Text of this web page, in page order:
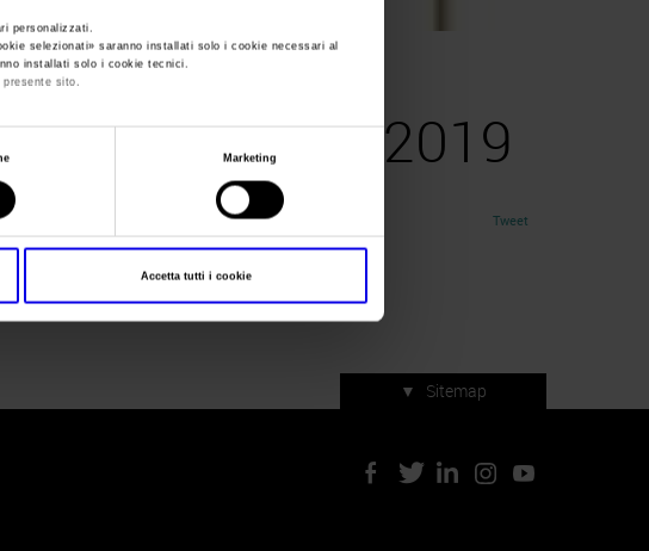
personalizzati.
selezionati» saranno installati solo i cookie necessari al
installati solo i cookie tecnici.
sito.
Marketing
Accetta tutti i cookie
sol-doro-evoo-days-2019
evoo-days-2019
Tweet
▼ Sitemap
Servizi di manifestazione